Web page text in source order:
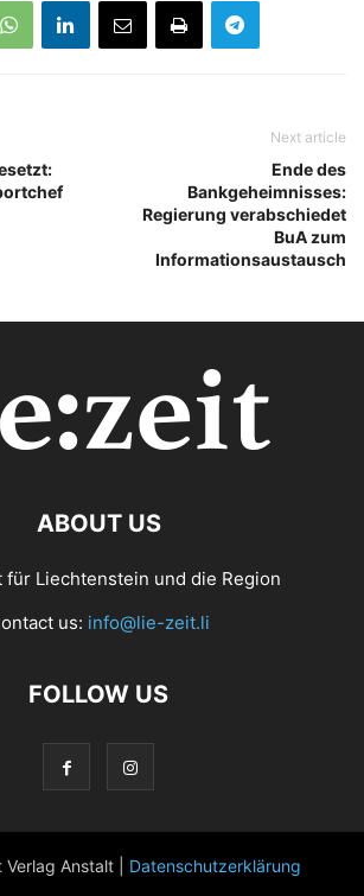
Next article
Ende des
Bankgeheimnisses:
Regierung verabschiedet
BuA zum
Informationsaustausch
ABOUT US
für Liechtenstein und die Region
us: info@lie-zeit.li
FOLLOW US
Anstalt | Datenschutzerklärung